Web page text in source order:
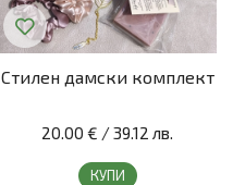
Стилен дамски комплект
20.00 € /39.12 лв.
КУПИ